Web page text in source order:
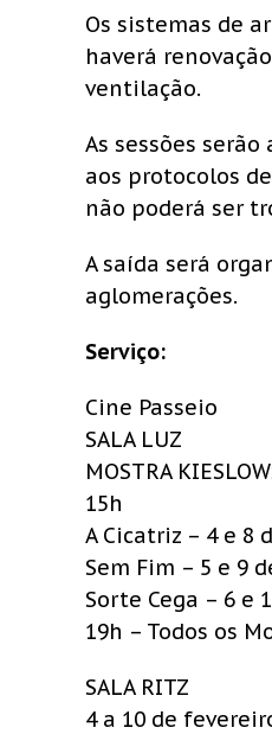
Os sistemas de
haverá
ventilação.
As sessões
aos protocolos
não poderá ser
A saída será
aglomerações.
Serviço:
Cine Passeio
SALA LUZ
MOSTRA
15h
A Cicatriz – 4 e 8
Sem Fim – 5 e 9
Sorte Cega – 6 e
19h – Todos os
SALA RITZ
4 a 10 de